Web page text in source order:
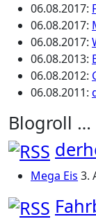
06.08.2017:
06.08.2017:
06.08.2017:
06.08.2013:
06.08.2012:
06.08.2011:
Blogroll …
Mega Eis 3.